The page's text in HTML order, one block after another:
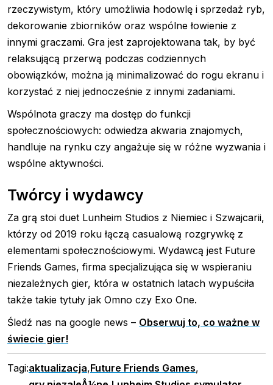
rzeczywistym, który umożliwia hodowlę i sprzedaż ryb,
dekorowanie zbiorników oraz wspólne łowienie z
innymi graczami. Gra jest zaprojektowana tak, by być
relaksującą przerwą podczas codziennych
obowiązków, można ją minimalizować do rogu ekranu i
korzystać z niej jednocześnie z innymi zadaniami.
Wspólnota graczy ma dostęp do funkcji
społecznościowych: odwiedza akwaria znajomych,
handluje na rynku czy angażuje się w różne wyzwania i
wspólne aktywności.
Twórcy i wydawcy
Za grą stoi duet Lunheim Studios z Niemiec i Szwajcarii,
którzy od 2019 roku łączą casualową rozgrywkę z
elementami społecznościowymi. Wydawcą jest Future
Friends Games, firma specjalizująca się w wspieraniu
niezależnych gier, która w ostatnich latach wypuściła
także takie tytuły jak Omno czy Exo One.
Śledź nas na google news – Obserwuj to, co ważne w
świecie gier!
Tagi:aktualizacja,Future Friends Games,